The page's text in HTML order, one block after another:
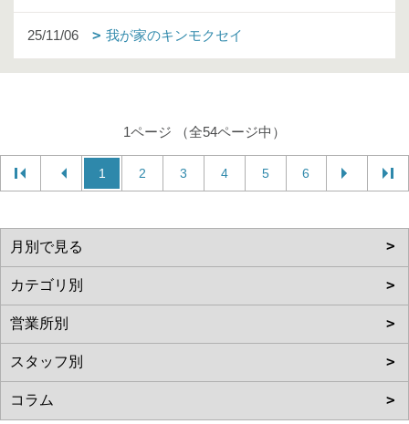
25/11/06 我が家のキンモクセイ
1ページ （全54ページ中）
1 2 3 4 5 6